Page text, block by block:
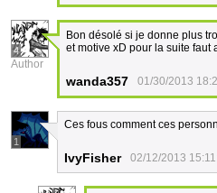
4
Author
Bon désolé si je donne plus
et motive xD pour la suite faut
wanda357 01/30/2013
1
Ces fous comment ces
IvyFisher 02/12/2013